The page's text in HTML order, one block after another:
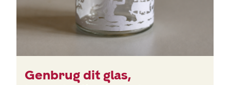
Genbrug dit glas,